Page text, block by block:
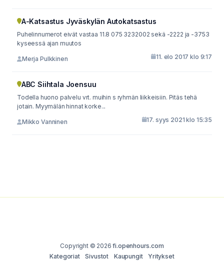
A-Katsastus Jyväskylän Autokatsastus
Puhelinnumerot eivät vastaa 11.8 075 3232002 sekä -2222 ja -3753
kyseessä ajan muutos
Merja Pulkkinen 11. elo 2017 klo 9:17
ABC Siihtala Joensuu
Todella huono palvelu vrt. muihin s ryhmän liikkeisiin. Pitäs tehä
jotain. Myymälän hinnat korke...
Mikko Vanninen 17. syys 2021 klo 15:35
Copyright © 2026fi.openhours.com
Kategoriat
Sivustot Kaupungit Yritykset